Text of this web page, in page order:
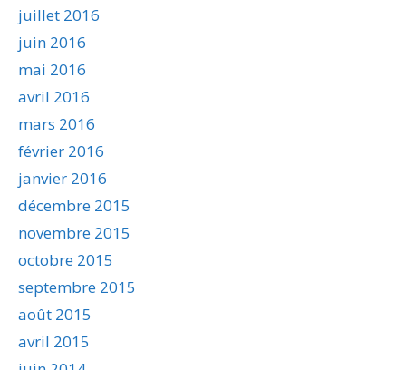
juillet 2016
juin 2016
mai 2016
avril 2016
mars 2016
février 2016
janvier 2016
décembre 2015
novembre 2015
octobre 2015
septembre 2015
août 2015
avril 2015